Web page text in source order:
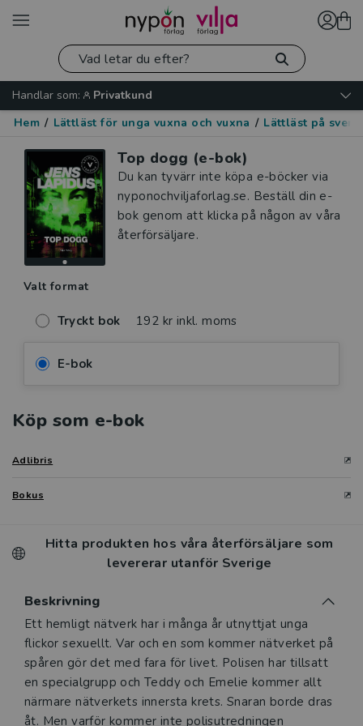
Handlar som:
Privatkund
Hem / Lättläst för unga vuxna och vuxna / Lättläst på
Top dogg (e-bok)
Du kan tyvärr inte köpa e-böcker via
nyponochviljaforlag.se. Beställ din e-
bok genom att klicka på någon av våra
återförsäljare.
Valt format
Tryckt bok 192 kr inkl. moms
E-bok
Köp som e-bok
Adlibris
Bokus
Hitta produkten hos våra återförsäljare som
levererar utanför Sverige
Beskrivning
Beskrivning
Ett hemligt nätverk har i många år utnyttjat unga
flickor sexuellt. Var och en som kommer nätverket på
spåren gör det med fara för livet. Polisen har tillsatt
en specialgrupp och Teddy och Emelie kommer allt
närmare nätverkets innersta krets. Snaran borde dras
åt. Men varför kommer inte polisutredningen